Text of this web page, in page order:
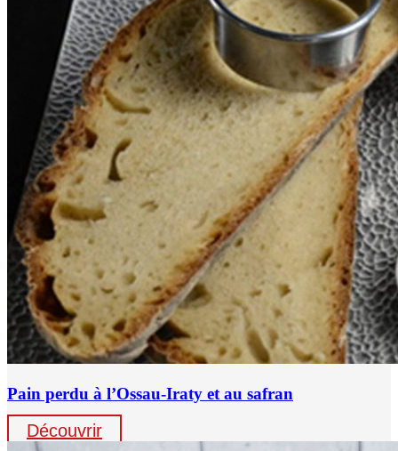
Pain perdu à l’Ossau-Iraty et au safran
Découvrir